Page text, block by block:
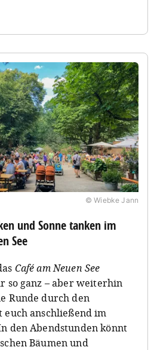
© Wiebke Jann
und Sonne tanken im
See
Café am Neuen See
so ganz – aber weiterhin
Runde durch den
anschließend im
den Abendstunden könnt
Bäumen und